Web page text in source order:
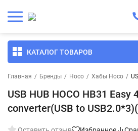
КАТАЛОГ ТОВАРОВ
Главная / Бренды / Hoco / Хабы Hoco /
USB HUB HOCO HB31 Easy
converter(USB to